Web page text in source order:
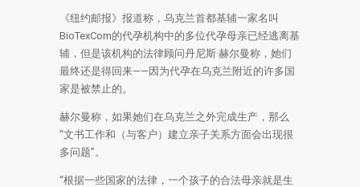
《纽约邮报》报道称，乌克兰首都基辅一家名叫
BioTexCom的代孕机构中的多位代孕母亲已经逃离基
辅，但是该机构的法律顾问丹尼斯·赫尔曼称，她们
最终还是得回来——因为代孕在乌克兰附近的许多国
家是被禁止的。
赫尔曼称，如果她们在乌克兰之外完成生产，那么
“文书工作和（与客户）建立亲子关系方面会出现很
多问题”。
“根据一些国家的法律，一个孩子的合法母亲就是生